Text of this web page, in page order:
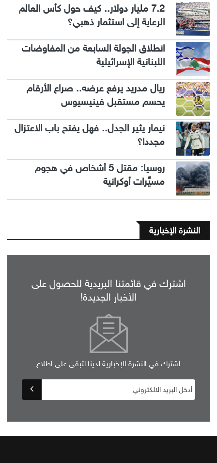
7.2 مليار دولار.. كيف حول كأس العالم
الرعاية إلى استثمار ذهبي؟
انطلاق الجولة السابعة من المفاوضات
اللبنانية الإسرائيلية
ريال مدريد يرفع عرضه.. صراع الأرقام
يحسم مستقبل فينيسيوس
نيمار يثير الجدل.. فهل يفتح باب الاعتزال
مجددا؟
روسيا: مقتل 5 أشخاص في هجوم
مسيَّرات أوكرانية
النشرة الإخبارية
اشترك في قائمتنا البريدية للحصول على
الأخبار الجديدة!
اشترك في النشرة الإخبارية لدينا لتبقى على اطلاع